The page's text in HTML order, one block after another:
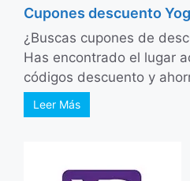
Cupones descuento
¿Buscas cupones de
Has encontrado el lugar
códigos descuento y
Leer Más